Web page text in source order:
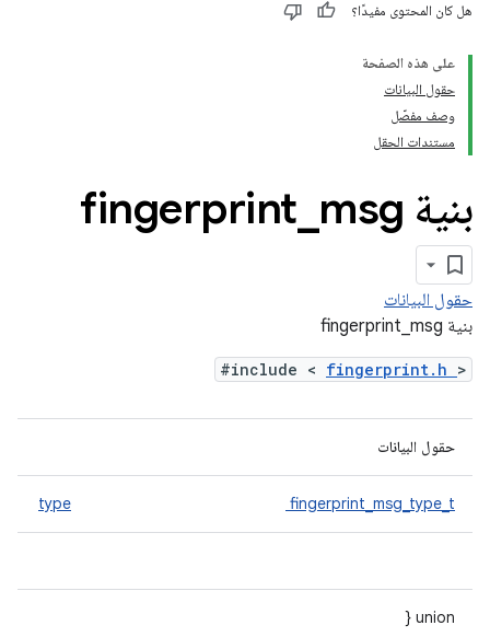
هل كان المحتوى مفيدًا؟
على هذه الصفحة
حقول البيانات
وصف مفصّل
مستندات الحقل
بنية fingerprint msg
حقول البيانات
بنية fingerprint_msg
#include < fingerprint.h >
حقول البيانات
fingerprint_msg_type_t
type
union {